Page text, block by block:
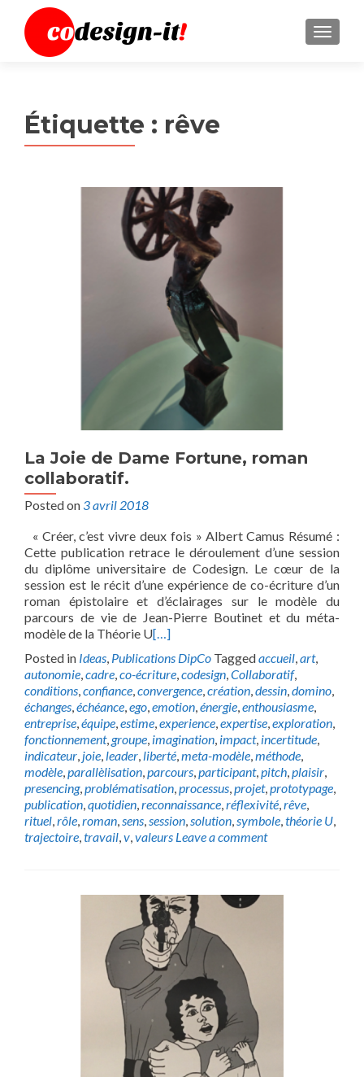
MENU
Étiquette : rêve
La Joie de Dame Fortune, roman
collaboratif.
Posted on 3 avril 2018
« Créer, c’est vivre deux fois » Albert Camus Résumé :
Cette publication retrace le déroulement d’une session
du diplôme universitaire de Codesign. Le cœur de la
session est le récit d’une expérience de co-écriture d’un
roman épistolaire et d’éclairages sur le modèle du
parcours de vie de Jean-Pierre Boutinet et du méta-
modèle de la Théorie U[…]
Posted in Ideas, Publications DipCo Taggedaccueil,art,
autonomie,cadre,co-écriture,codesign,Collaboratif,
conditions,confiance,convergence,création,dessin,domino,
échanges,échéance,ego,emotion,énergie,enthousiasme,
entreprise,équipe,estime,experience,expertise,exploration,
fonctionnement,groupe, imagination, impact, incertitude,
indicateur, joie, leader, liberté,meta-modèle,méthode,
modèle,parallèlisation,parcours,participant,pitch,plaisir,
presencing,problématisation,processus,projet,prototypage,
publication,quotidien,reconnaissance,réflexivité,rêve,
rituel,rôle,roman,sens,session,solution,symbole,théorie U,
trajectoire,travail,v,valeurs Leave a comment